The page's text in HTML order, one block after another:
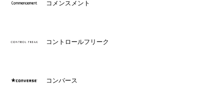
コメンスメント
コントロールフリーク
コンバース